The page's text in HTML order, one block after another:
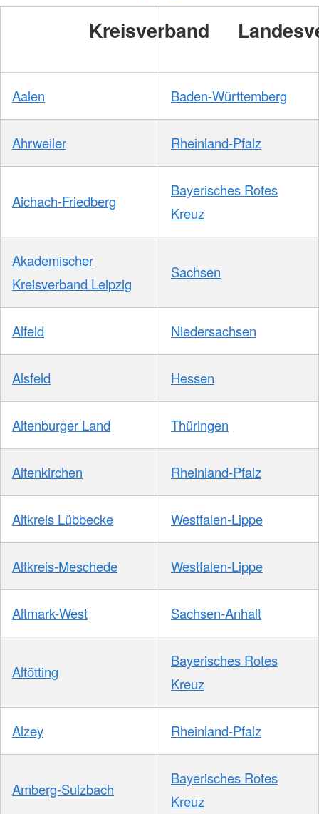
Kreisverband
Aalen Baden-Württemberg
Ahrweiler Rheinland-Pfalz
Aichach-Friedberg
Bayerisches Rotes
Kreuz
Akademischer
Kreisverband Leipzig
Sachsen
Alfeld Niedersachsen
Alsfeld Hessen
Altenburger Land Thüringen
Altenkirchen Rheinland-Pfalz
Altkreis Lübbecke Westfalen-Lippe
Altkreis-Meschede Westfalen-Lippe
Altmark-West Sachsen-Anhalt
Altötting
Bayerisches Rotes
Kreuz
Alzey Rheinland-Pfalz
Amberg-Sulzbach
Bayerisches Rotes
Kreuz